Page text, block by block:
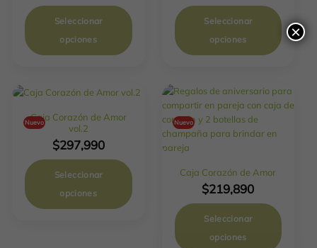
Seleccionar
opciones
Seleccionar
opciones
Nuevo
Caja Corazón de Amor
vol.2
$297,990
Seleccionar
opciones
Nuevo
Caja Corazón de Amor
$219,890
Seleccionar
opciones
×